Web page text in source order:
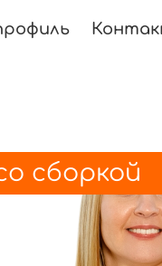
сборкой